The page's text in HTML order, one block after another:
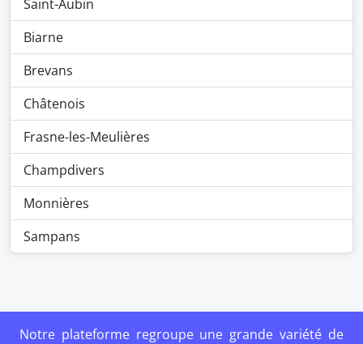
Saint-Aubin
Biarne
Brevans
Châtenois
Frasne-les-Meulières
Champdivers
Monnières
Sampans
Notre plateforme regroupe une grande variété de